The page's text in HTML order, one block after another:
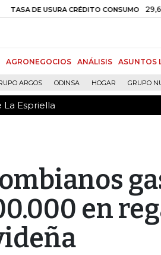
DE USURA CRÉDITO CONSUMO 29,66%
AGRONEGOCIOS ANÁLISIS ASUNTOS
ARGOS ODINSA HOGAR GRUPO
Espriella
Espriella
en